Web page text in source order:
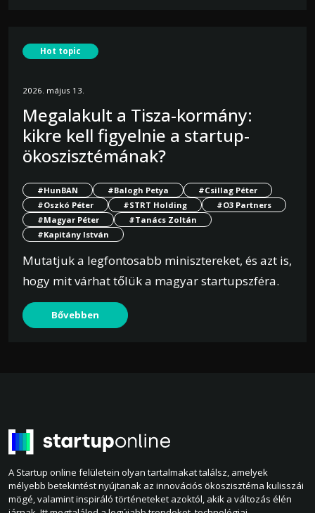
Hot topic
2026. május 13.
Megalakult a Tisza-kormány:
kikre kell figyelnie a startup-
ökoszisztémának?
#HunBAN #Balogh Petya
#Csillag Péter
#Oszkó Péter
#STRT Holding
#O3 Partners
#Magyar Péter
#Tanács Zoltán
#Kapitány István
Mutatjuk a legfontosabb minisztereket, és azt is,
hogy mit várhat tőlük a magyar startupszféra.
Bővebben
A Startup online felületein olyan tartalmakat találsz, amelyek
mélyebb betekintést nyújtanak az innovációs ökoszisztéma kulisszái
mögé, valamint inspiráló történeteket azoktól, akik a változás élén